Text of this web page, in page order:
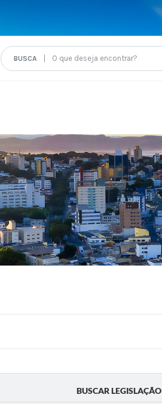
O que deseja encontrar?
BUSCAR LEGISLAÇÃO